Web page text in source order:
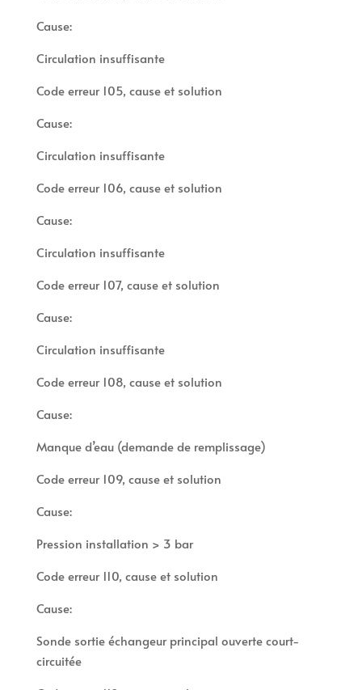
Cause:
Circulation insuffisante
Code erreur 105, cause et solution
Cause:
Circulation insuffisante
Code erreur 106, cause et solution
Cause:
Circulation insuffisante
Code erreur 107, cause et solution
Cause:
Circulation insuffisante
Code erreur 108, cause et solution
Cause:
Manque d’eau (demande de remplissage)
Code erreur 109, cause et solution
Cause:
Pression installation > 3 bar
Code erreur 110, cause et solution
Cause:
Sonde sortie échangeur principal ouverte court-
circuitée